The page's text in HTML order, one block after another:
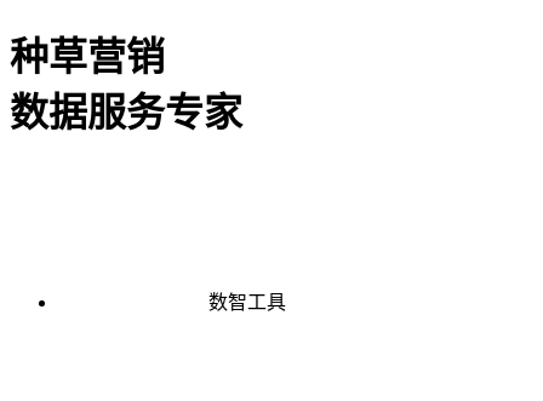
种草营销
数据服务专家
数智工具